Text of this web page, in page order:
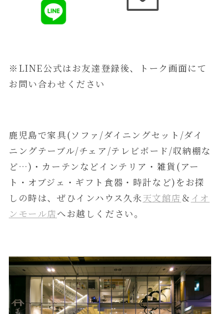
※LINE公式はお友達登録後、トーク画面にて
お問い合わせください
鹿児島で家具(ソファ/ダイニングセット/ダイ
ニングテーブル/チェア/テレビボード/収納棚な
ど…)・カーテンなどインテリア・雑貨(アー
ト・オブジェ・ギフト食器・時計など)をお探
しの時は、ぜひインハウス久永天文館店 ＆ イオ
ンモール店へお越しください。